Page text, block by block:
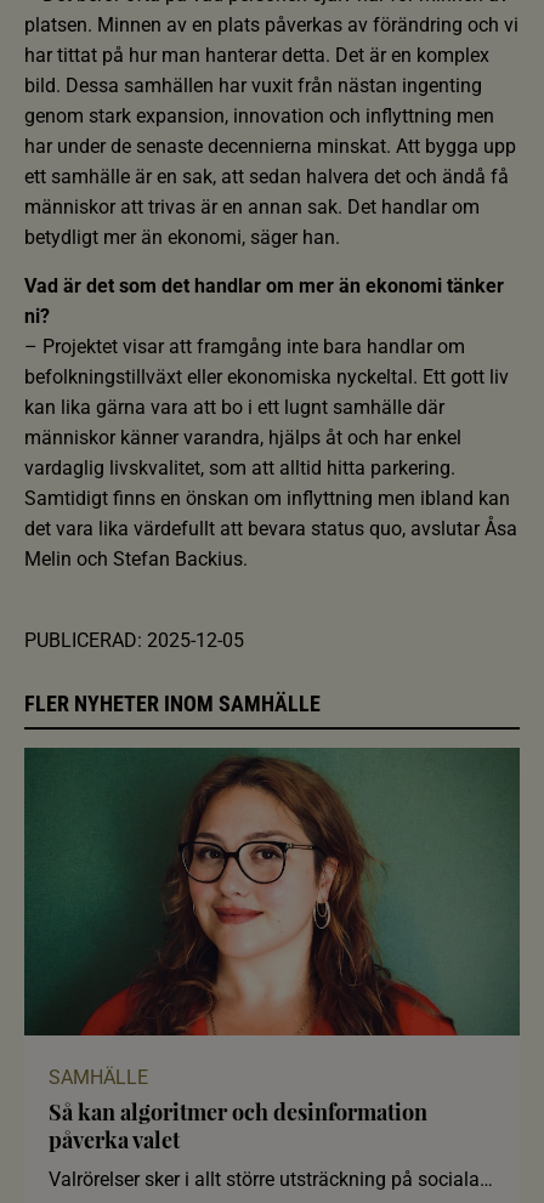
platsen. Minnen av en plats påverkas av förändring och vi
har tittat på hur man hanterar detta. Det är en komplex
bild. Dessa samhällen har vuxit från nästan ingenting
genom stark expansion, innovation och inflyttning men
har under de senaste decennierna minskat. Att bygga upp
ett samhälle är en sak, att sedan halvera det och ändå få
människor att trivas är en annan sak. Det handlar om
betydligt mer än ekonomi, säger han.
Vad är det som det handlar om mer än ekonomi tänker
ni?
– Projektet visar att framgång inte bara handlar om
befolkningstillväxt eller ekonomiska nyckeltal. Ett gott liv
kan lika gärna vara att bo i ett lugnt samhälle där
människor känner varandra, hjälps åt och har enkel
vardaglig livskvalitet, som att alltid hitta parkering.
Samtidigt finns en önskan om inflyttning men ibland kan
det vara lika värdefullt att bevara status quo, avslutar Åsa
Melin och Stefan Backius.
PUBLICERAD: 2025-12-05
FLER NYHETER INOM SAMHÄLLE
SAMHÄLLE
Så kan algoritmer och desinformation
påverka valet
Valrörelser sker i allt större utsträckning på sociala